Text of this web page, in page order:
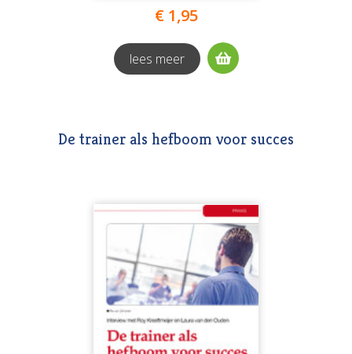
€ 1,95
lees meer
De trainer als hefboom voor succes